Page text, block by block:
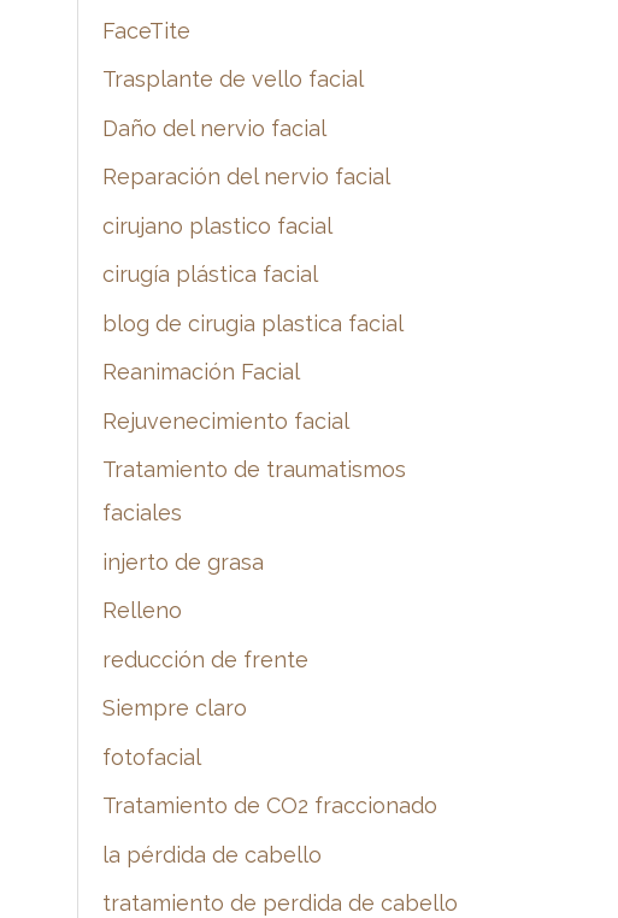
FaceTite
Trasplante de vello facial
Daño del nervio facial
Reparación del nervio facial
cirujano plastico facial
cirugía plástica facial
blog de cirugia plastica facial
Reanimación Facial
Rejuvenecimiento facial
Tratamiento de traumatismos
faciales
injerto de grasa
Relleno
reducción de frente
Siempre claro
fotofacial
Tratamiento de CO2 fraccionado
la pérdida de cabello
tratamiento de perdida de cabello